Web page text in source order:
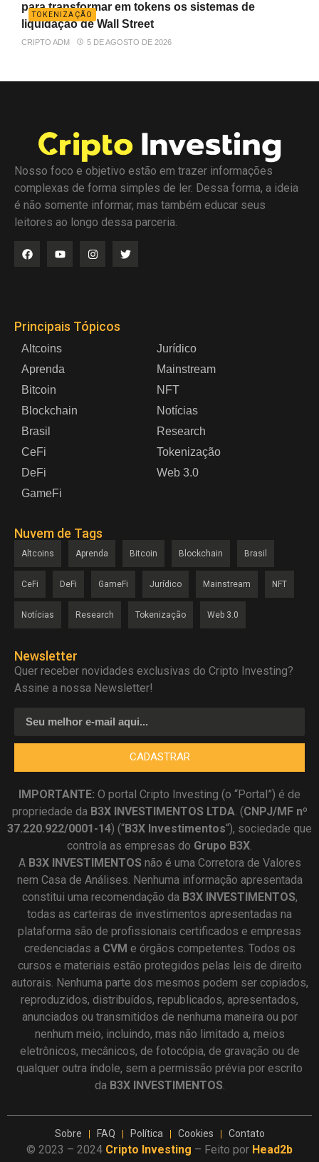
TOKENIZAÇÃO
para transformar em tokens os sistemas de
liquidação de Wall Street
CRIPTO ADM 5 DE AGOSTO DE 2026
Nosso foco e objetivo estão em trazer informações
complexas de forma simples de ler. Dessa forma, a ideia
é não somente informar, mas também educar seus
leitores ao longo dessa parceria.
Principais Tópicos
Altcoins
Aprenda
Bitcoin
Blockchain
Brasil
CeFi
DeFi
GameFi
Jurídico
Mainstream
NFT
Notícias
Research
Tokenização
Web 3.0
Nuvem de Tags
Altcoins Aprenda Bitcoin Blockchain Brasil
CeFi DeFi GameFi Jurídico Mainstream NFT
Notícias Research Tokenização Web 3.0
Newsletter
Quer receber novidades exclusivas do Cripto Investing?
Assine a nossa Newsletter!
CADASTRAR
IMPORTANTE: O portal Cripto Investing (o “Portal”) é de
propriedade da B3X INVESTIMENTOS LTDA . (CNPJ/MF nº
37.220.922/0001-14) (“B3X Investimentos“), sociedade que
controla as empresas do Grupo B3X
A B3X INVESTIMENTOS não é uma Corretora de Valores
nem Casa de Análises. Nenhuma informação apresentada
constitui uma recomendação da B3X INVESTIMENTOS,
todas as carteiras de investimentos apresentadas na
plataforma são de profissionais certificados e empresas
credenciadas a CVM e órgãos competentes. Todos os
cursos e materiais estão protegidos pelas leis de direito
autorais. Nenhuma parte dos mesmos podem ser copiados,
reproduzidos, distribuídos, republicados, apresentados,
anunciados ou transmitidos de nenhuma maneira ou por
nenhum meio, incluindo, mas não limitado a, meios
eletrônicos, mecânicos, de fotocópia, de gravação ou de
qualquer outra índole, sem a permissão prévia por escrito
da B3X INVESTIMENTOS
Sobre FAQ Política Cookies Contato
© 2023 – 2024 Cripto Investing – Feito por Head2b